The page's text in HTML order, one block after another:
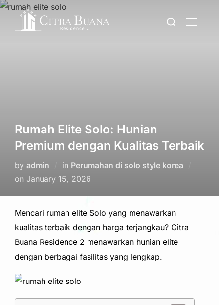
Skip
content
Search
Rumah Elite Solo: Hunian
Premium dengan Kualitas Terbaik
by admin in Perumahan di solo style korea
on Posted
January 15, 2026
Mencari rumah elite Solo yang menawarkan
kualitas terbaik dengan harga terjangkau? Citra
Buana Residence 2 menawarkan hunian elite
dengan berbagai fasilitas yang lengkap.